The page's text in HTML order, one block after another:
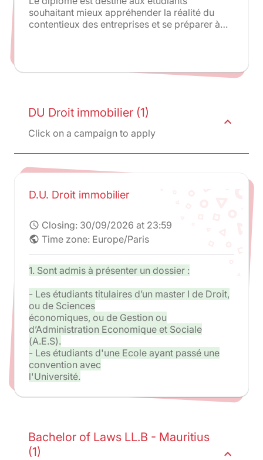
souhaitant mieux appréhender la réalité du
contentieux des entreprises et se préparer à
DU Droit immobilier (1)
Click on a campaign to apply
expand_less
D.U. Droit immobilier
schedule Closing: 30/09/2026 at 23:59
public Time zone: Europe/Paris
1. Sont admis à présenter un dossier :
- Les étudiants titulaires d’un master I de Droit,
ou de Sciences
économiques, ou de Gestion ou
d’Administration Economique et Sociale
(A.E.S).
- Les étudiants d'une Ecole ayant passé une
convention avec
l'Université.
Bachelor of Laws LL.B - Mauritius
(1)
expand_less